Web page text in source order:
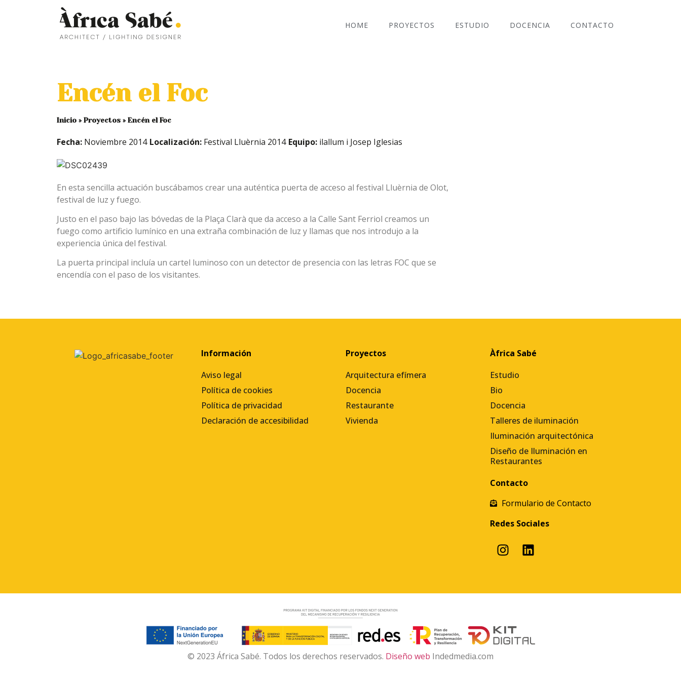
HOME PROYECTOS ESTUDIO DOCENCIA CONTACTO
Encén el Foc
Inicio » Proyectos » Encén el Foc
Fecha: Noviembre 2014 Localización: Festival Lluèrnia 2014 Equipo: ilallum i Josep Iglesias
En esta sencilla actuación buscábamos crear una auténtica puerta de acceso al festival Lluèrnia de Olot,
festival de luz y fuego.
Justo en el paso bajo las bóvedas de la Plaça Clarà que da acceso a la Calle Sant Ferriol creamos un
fuego como artificio lumínico en una extraña combinación de luz y llamas que nos introdujo a la
experiencia única del festival.
La puerta principal incluía un cartel luminoso con un detector de presencia con las letras FOC que se
encendía con el paso de los visitantes.
Información
Aviso legal
Política de cookies
Política de privacidad
Declaración de accesibilidad
Proyectos
Arquitectura efímera
Docencia
Restaurante
Vivienda
Àfrica Sabé
Estudio
Bio
Docencia
Talleres de iluminación
Iluminación arquitectónica
Diseño de Iluminación en
Restaurantes
Contacto
Formulario de Contacto
Redes Sociales
© 2023 África Sabé. Todos los derechos reservados. Diseño web Indedmedia.com